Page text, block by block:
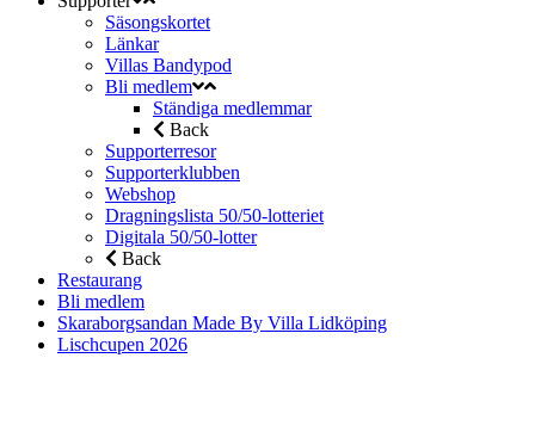
Säsongskortet
Länkar
Villas Bandypod
Bli medlem
Ständiga medlemmar
Back
Supporterresor
Supporterklubben
Webshop
Dragningslista 50/50-lotteriet
Digitala 50/50-lotter
Back
Restaurang
Bli medlem
Skaraborgsandan Made By Villa Lidköping
Lischcupen 2026